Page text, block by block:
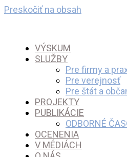
Preskočiť na obsah
VÝSKUM
SLUŽBY
Pre firmy a
Pre verejnosť
Pre štát a
PROJEKTY
PUBLIKÁCIE
ODBORNÉ
OCENENIA
V MÉDIÁCH